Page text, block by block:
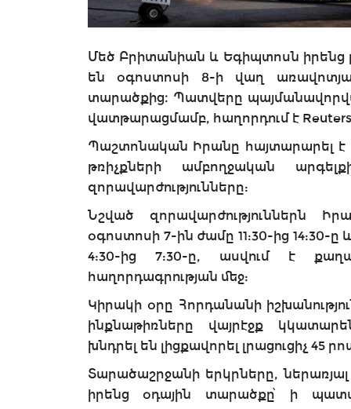
Մեծ Բրիտանիան և Եգիպտոսն իրենց
են օգոստոսի 8-ի վաղ
տարածքից։ Պատվերը
վատթարացմամբ, հաղորդում է
Պաշտոնական Իրանը հայտարարել է
թռիչքների ամբողջական
զորավարժությունները:
Նշված զորավարժություններն
օգոստոսի 7-ին ժամը 11:30-ից
4:30-ից 7:30-ը, ասվում է
հաղորդագրության մեջ:
Կիրակի օրը Հորդանանի
ինքնաթիռները վայրէջք
խնդրել են լիցքավորել լրացուցիչ
Տարածաշրջանի երկրները,
իրենց օդային տարածքը՝ ի